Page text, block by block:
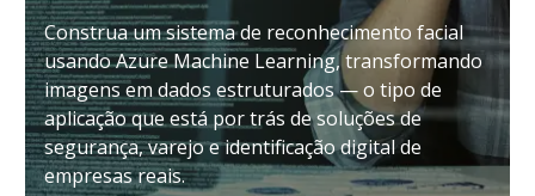
Construa um sistema de reconhecimento facial
usando Azure Machine Learning, transformando
imagens em dados estruturados — o tipo de
aplicação que está por trás de soluções de
segurança, varejo e identificação digital de
empresas reais.